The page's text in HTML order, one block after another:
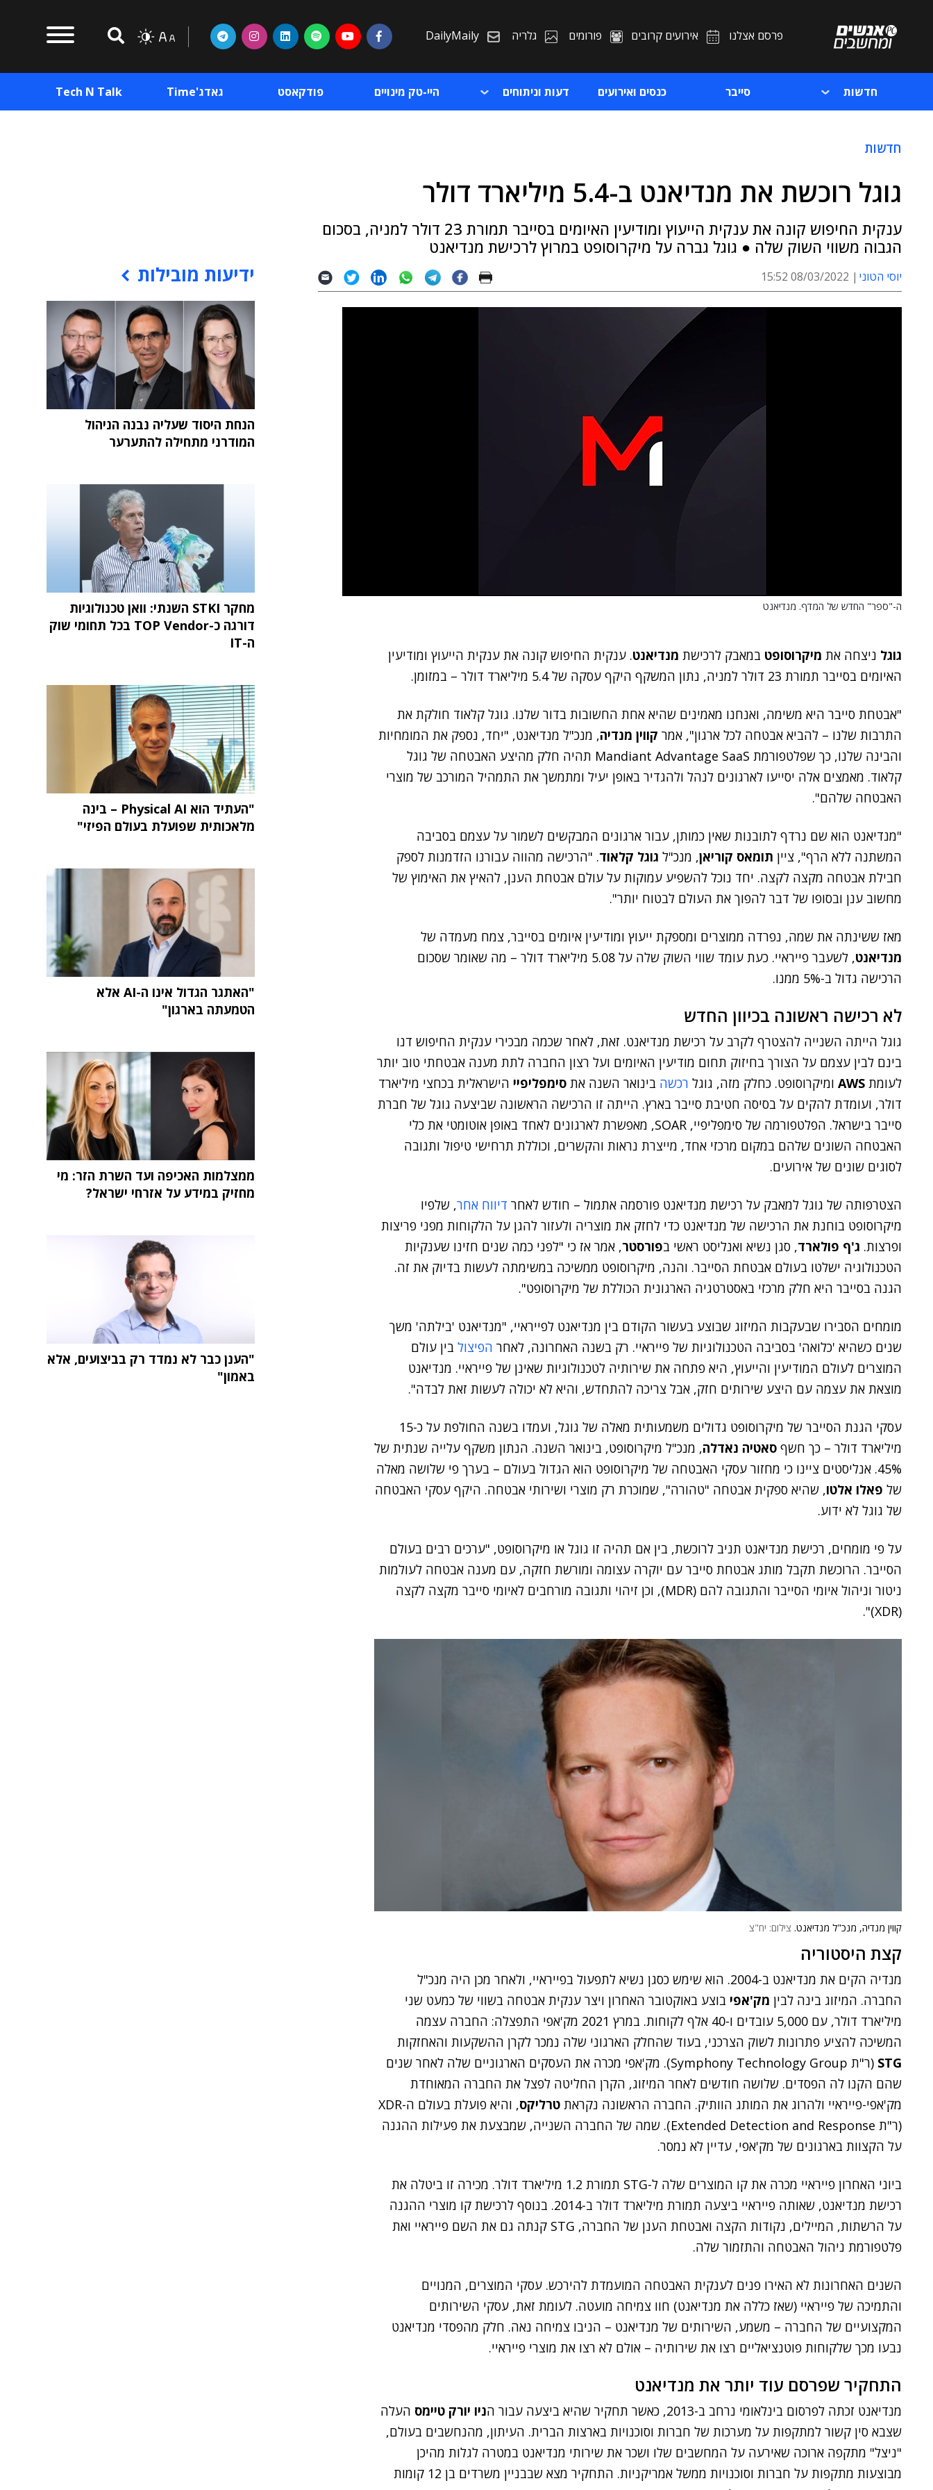
פרסם אצלנו אירועים קרובים פורומים גלריה DailyMaily
חדשות סייבר כנסים ואירועים דעות וניתוחים היי-טק מינויים פודקאסט גאדג'Time Tech N Talk
חדשות
גוגל רוכשת את מנדיאנט ב-5.4 מיליארד דולר
ענקית החיפוש קונה את ענקית הייעוץ ומודיעין האיומים בסייבר תמורת 23 דולר למניה, בסכום
הגבוה משווי השוק שלה ● גוגל גברה על מיקרוסופט במרוץ לרכישת מנדיאנט
יוסי הטוני 08/03/2022 15:52
ה-"ספר" החדש של המדף. מנדיאנט
גוגל ניצחה את מיקרוסופט במאבק לרכישת מנדיאנט. ענקית החיפוש קונה את ענקית הייעוץ ומודיעין
האיומים בסייבר תמורת 23 דולר למניה, נתון המשקף היקף עסקה של 5.4 מיליארד דולר – במזומן.
"אבטחת סייבר היא משימה, ואנחנו מאמינים שהיא אחת החשובות בדור שלנו. גוגל קלאוד חולקת את
התרבות שלנו – להביא אבטחה לכל ארגון", אמר קווין מנדיה, מנכ"ל מנדיאנט, "יחד, נספק את המומחיות
והבינה שלנו, כך שפלטפורמת Mandiant Advantage SaaS תהיה חלק מהיצע האבטחה של גוגל
קלאוד. מאמצים אלה יסייעו לארגונים לנהל ולהגדיר באופן יעיל ומתמשך את התמהיל המורכב של מוצרי
האבטחה שלהם".
"מנדיאנט הוא שם נרדף לתובנות שאין כמותן, עבור ארגונים המבקשים לשמור על עצמם בסביבה
המשתנה ללא הרף", ציין תומאס קוריאן, מנכ"ל גוגל קלאוד. "הרכישה מהווה עבורנו הזדמנות לספק
חבילת אבטחה מקצה לקצה. יחד נוכל להשפיע עמוקות על עולם אבטחת הענן, להאיץ את האימוץ של
מחשוב ענן ובסופו של דבר להפוך את העולם לבטוח יותר".
מאז ששינתה את שמה, נפרדה ממוצרים ומספקת ייעוץ ומודיעין איומים בסייבר, צמח מעמדה של
מנדיאנט
, לשעבר פייראיי. כעת עומד שווי השוק שלה על 5.08 מיליארד דולר – מה שאומר שסכום
הרכישה גדול ב-5% ממנו.
לא רכישה ראשונה בכיוון החדש
גוגל הייתה השנייה להצטרף לקרב על רכישת מנדיאנט. זאת, לאחר שכמה מבכירי ענקית החיפוש דנו
בינם לבין עצמם על הצורך בחיזוק תחום מודיעין האיומים ועל רצון החברה לתת מענה אבטחתי טוב יותר
לעומת AWS ומיקרוסופט. כחלק מזה, גוגל רכשה בינואר השנה את סימפליפיי הישראלית בכחצי מיליארד
דולר, ועומדת להקים על בסיסה חטיבת סייבר בארץ. הייתה זו הרכישה הראשונה שביצעה גוגל של חברת
סייבר בישראל. הפלטפורמה של סימפליפיי, SOAR, מאפשרת לארגונים לאחד באופן אוטומטי את כלי
האבטחה השונים שלהם במקום מרכזי אחד, מייצרת נראות והקשרים, וכוללת תרחישי טיפול ותגובה
לסוגים שונים של אירועים.
הצטרפותה של גוגל למאבק על רכישת מנדיאנט פורסמה אתמול – חודש לאחר דיווח אחר, שלפיו
מיקרוסופט בוחנת את הרכישה של מנדיאנט כדי לחזק את מוצריה ולעזור להגן על הלקוחות מפני פריצות
ופרצות. ג'ף פולארד, סגן נשיא ואנליסט ראשי בפורסטר, אמר אז כי "לפני כמה שנים חזינו שענקיות
הטכנולוגיה ישלטו בעולם אבטחת הסייבר. והנה, מיקרוסופט ממשיכה במשימתה לעשות בדיוק את זה.
הגנה בסייבר היא חלק מרכזי באסטרטגיה הארגונית הכוללת של מיקרוסופט".
מומחים הסבירו שבעקבות המיזוג שבוצע בעשור הקודם בין מנדיאנט לפייראיי, "מנדיאנט 'בילתה' משך
שנים כשהיא 'כלואה' בסביבה הטכנולוגיות של פייראיי. רק בשנה האחרונה, לאחר הפיצול בין עולם
המוצרים לעולם המודיעין והייעוץ, היא פתחה את שירותיה לטכנולוגיות שאינן של פייראיי. מנדיאנט
מוצאת את עצמה עם היצע שירותים חזק, אבל צריכה להתחדש, והיא לא יכולה לעשות זאת לבדה".
עסקי הגנת הסייבר של מיקרוסופט גדולים משמעותית מאלה של גוגל, ועמדו בשנה החולפת על כ-15
מיליארד דולר – כך חשף סאטיה נאדלה, מנכ"ל מיקרוסופט, בינואר השנה. הנתון משקף עלייה שנתית של
45%. אנליסטים ציינו כי מחזור עסקי האבטחה של מיקרוסופט הוא הגדול בעולם – בערך פי שלושה מאלה
של פאלו אלטו, שהיא ספקית אבטחה "טהורה", שמוכרת רק מוצרי ושירותי אבטחה. היקף עסקי האבטחה
של גוגל לא ידוע.
על פי מומחים, רכישת מנדיאנט תניב לרוכשת, בין אם תהיה זו גוגל או מיקרוסופט, "ערכים רבים בעולם
הסייבר. הרוכשת תקבל מותג אבטחת סייבר עם יוקרה עצומה ומורשת חזקה, עם מענה אבטחה לעולמות
ניטור וניהול איומי הסייבר והתגובה להם (MDR), וכן זיהוי ותגובה מורחבים לאיומי סייבר מקצה לקצה
(XDR)".
קווין מנדיה, מנכ"ל מנדיאנט. צילום: יח"צ
קצת היסטוריה
מנדיה הקים את מנדיאנט ב-2004. הוא שימש כסגן נשיא לתפעול בפייראיי, ולאחר מכן היה מנכ"ל
החברה. המיזוג בינה לבין מק'אפי בוצע באוקטובר האחרון ויצר ענקית אבטחה בשווי של כמעט שני
מיליארד דולר, עם 5,000 עובדים ו-40 אלף לקוחות. במרץ 2021 מק'אפי התפצלה: החברה עצמה
המשיכה להציע פתרונות לשוק הצרכני, בעוד שהחלק הארגוני שלה נמכר לקרן ההשקעות והאחזקות
STG
(ר"ת Symphony Technology Group). מק'אפי מכרה את העסקים הארגוניים שלה לאחר שנים
שהם הקנו לה הפסדים. שלושה חודשים לאחר המיזוג, הקרן החליטה לפצל את החברה המאוחדת
מק'אפי-פייראיי ולהרוג את המותג הוותיק. החברה הראשונה נקראת טרליקס
, והיא פועלת בעולם ה-XDR
(ר"ת Extended Detection and Response). שמה של החברה השנייה, שמבצעת את פעילות ההגנה
על הקצוות בארגונים של מק'אפי, עדיין לא נמסר.
ביוני האחרון פייראיי מכרה את קו המוצרים שלה ל-STG תמורת 1.2 מיליארד דולר. מכירה זו ביטלה את
רכישת מנדיאנט, שאותה פייראיי ביצעה תמורת מיליארד דולר ב-2014. בנוסף לרכישת קו מוצרי ההגנה
על הרשתות, המיילים, נקודות הקצה ואבטחת הענן של החברה, STG קנתה גם את השם פייראיי ואת
פלטפורמת ניהול האבטחה והתזמור שלה.
השנים האחרונות לא האירו פנים לענקית האבטחה המועמדת להירכש. עסקי המוצרים, המנויים
והתמיכה של פייראיי (שאז כללה את מנדיאנט) חוו צמיחה מועטה. לעומת זאת, עסקי השירותים
המקצועיים של החברה – משמע, השירותים של מנדיאנט – הניבו צמיחה נאה. חלק מהפסדי מנדיאנט
נבעו מכך שלקוחות פוטנציאליים רצו את שירותיה – אולם לא רצו את מוצרי פייראיי.
התחקיר שפרסם עוד יותר את מנדיאנט
מנדיאנט זכתה לפרסום בינלאומי נרחב ב-2013, כאשר תחקיר שהיא ביצעה עבור ה ניו יורק טיימס העלה
שצבא סין קשור למתקפות על מערכות של חברות וסוכנויות בארצות הברית. העיתון, מהנחשבים בעולם,
"ניצל" מתקפה ארוכה שאירעה על המחשבים שלו ושכר את שירותי מנדיאנט במטרה לגלות מהיכן
מבוצעות מתקפות על חברות וסוכנויות ממשל אמריקניות. התחקיר מצא שבבניין משרדים בן 12 קומות
ידיעות מובילות
הנחת היסוד שעליה נבנה הניהול
המודרני מתחילה להתערער
מחקר STKI השנתי: וואן טכנולוגיות
דורגה כ-TOP Vendor בכל תחומי שוק
ה-IT
"העתיד הוא Physical AI – בינה
מלאכותית שפועלת בעולם הפיזי"
"האתגר הגדול אינו ה-AI אלא
הטמעתה בארגון"
ממצלמות האכיפה ועד השרת הזר: מי
מחזיק במידע על אזרחי ישראל?
"הענן כבר לא נמדד רק בביצועים, אלא
באמון"